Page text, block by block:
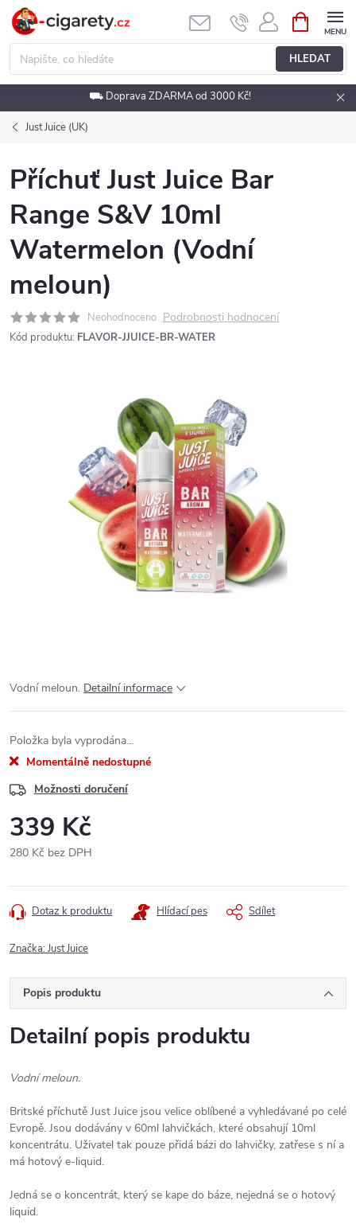
Přejít
obsah
HLEDAT
NÁKUPNÍ
KOŠÍK
⛟ Doprava ZDARMA od 3000 Kč!
Just Juice (UK)
Příchuť Just Juice Bar
Range S&V 10ml
Watermelon (Vodní
meloun)
Neohodnoceno Podrobnosti hodnocení
Kód produktu: FLAVOR-JJUICE-BR-WATER
Vodní meloun. Detailní informace
Položka byla vyprodána…
Momentálně nedostupné
Možnosti doručení
339 Kč
280 Kč bez DPH
cena:
Dotaz k produktu Hlídací pes Sdílet
Značka:Just Juice
Popis produktu
Detailní popis produktu
Vodní meloun.
Britské příchutě Just Juice jsou velice oblíbené a vyhledávané po celé
Evropě. Jsou dodávány v 60ml lahvičkách, které obsahují 10ml
koncentrátu. Uživatel tak pouze přidá bázi do lahvičky, zatřese s ní a
má hotový e-liquid.
Jedná se o koncentrát, který se kape do báze, nejedná se o hotový
liquid.